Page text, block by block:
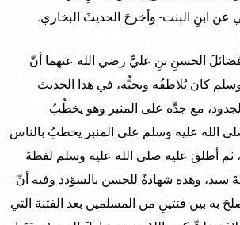
عن ابنِ البنت- وأخرجَ الحديثَ البخاري.
فضائلَ الحسنِ بنِ عليٍّ رضي الله عنهما أنّ
كان يُلاطفُه ويحبُّه، في هذا الحديث
مع جدِّه على المنبر وهو يخطُبُ
الله عليه وسلم على المنبر يخطبُ بالناس
ثم أطلقَ عليه صلى الله عليه وسلم لفظةَ
سيد، وهذه شهادةٌ للحسن بالسؤدد وفيه أنّ
به بين فئتينِ من المسلمين بعد الفتنة التي